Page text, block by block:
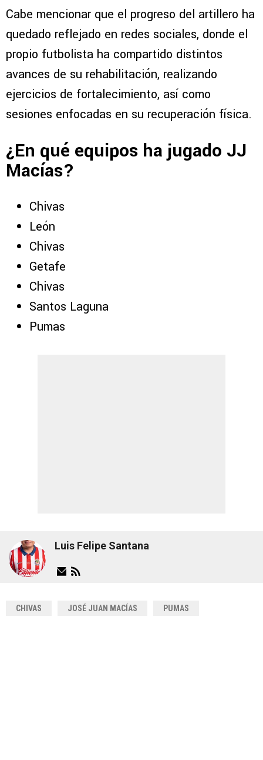
Cabe mencionar que el progreso del artillero ha
quedado reflejado en redes sociales, donde el
propio futbolista ha compartido distintos
avances de su rehabilitación, realizando
ejercicios de fortalecimiento, así como
sesiones enfocadas en su recuperación física.
¿En qué equipos ha jugado JJ
Macías?
Chivas
León
Chivas
Getafe
Chivas
Santos Laguna
Pumas
Luis Felipe Santana
CHIVAS JOSÉ JUAN MACÍAS PUMAS